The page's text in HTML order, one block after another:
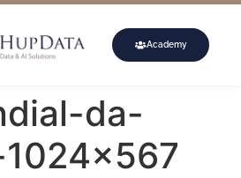
Academy
da-